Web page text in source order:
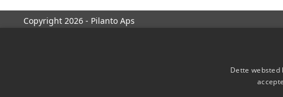
Copyright 2026 - Pilanto Aps
Dette